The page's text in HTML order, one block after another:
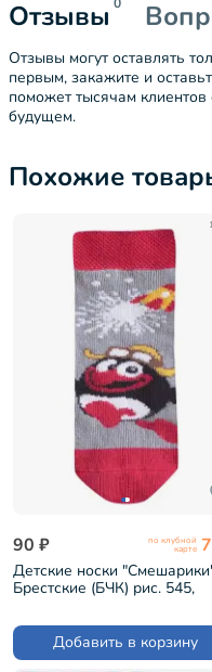
Отзывы
Отзывы могут оставлять
первым, закажите и
поможет тысячам
будущем.
Похожие
90 ₽ по клубной
карте
Детские носки
Брестские (БЧК) рис. 545,
Добавить в корзину